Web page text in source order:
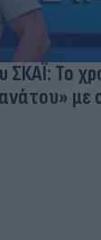
Το
με